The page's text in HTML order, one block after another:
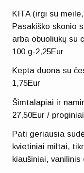
KITA (irgi su
Pasakiško skonio
arba obuoliukų su
100 g-2,25Eur
Kepta duona su
1,75Eur
Šimtalapiai ir
27,50Eur /
Pati geriausia
kvietiniai miltai,
kiaušiniai, vanilinis